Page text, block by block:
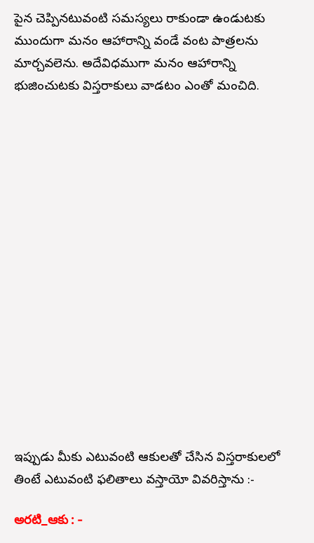
పైన చెప్పినటువంటి సమస్యలు రాకుండా ఉండుటకు
ముందుగా మనం ఆహారాన్ని వండే వంట పాత్రలను
మార్చవలెను. అదేవిధముగా మనం ఆహారాన్ని
భుజించుటకు విస్తరాకులు వాడటం ఎంతో మంచిది.
ఇప్పుడు మీకు ఎటువంటి ఆకులతో చేసిన విస్తరాకులలో
తింటే ఎటువంటి ఫలితాలు వస్తాయో వివరిస్తాను :-
అరటి_ఆకు : -